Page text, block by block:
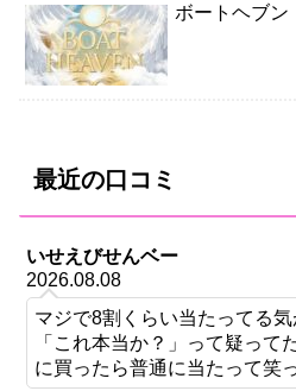
ボートヘブン
最近の口コミ
いせえびせんベー
2026.08.08
マジで8割くらい当たってる
「これ本当か？」って疑って
に買ったら普通に当たって笑っ